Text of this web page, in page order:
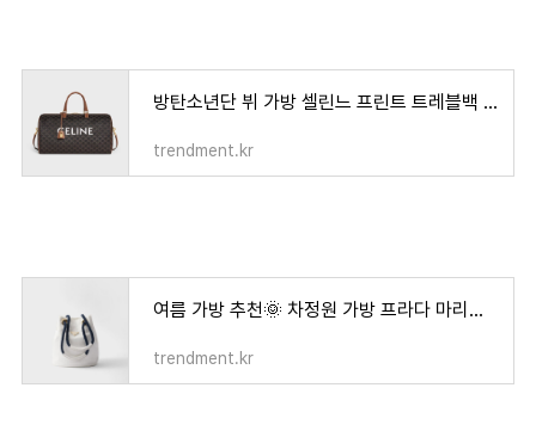
방탄소년단 뷔 가방 셀린느 프린트 트레블백 가격 사이즈 정보💜
trendment.kr
여름 가방 추천🌞 차정원 가방 프라다 마리너 버킷백 가격 컬러 색상
trendment.kr